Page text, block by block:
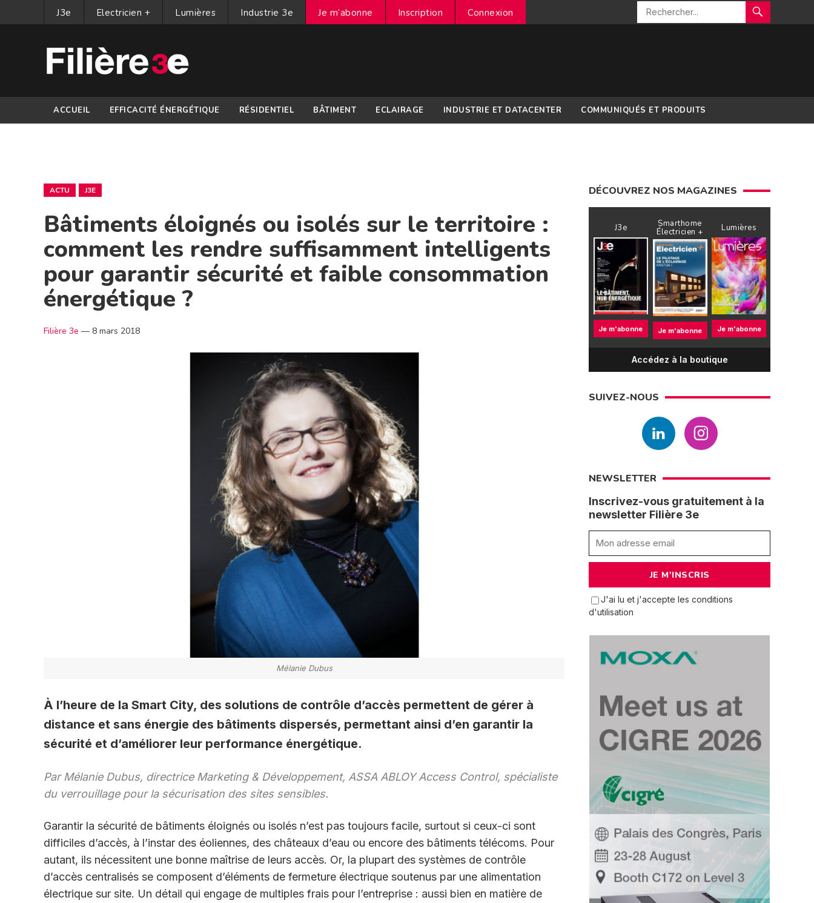
J3e Electricien + Lumières Industrie 3e Je m’abonne Inscription Connexion
ACCUEIL EFFICACITÉ ÉNERGÉTIQUE RÉSIDENTIEL BÂTIMENT ECLAIRAGE INDUSTRIE ET DATACENTER COMMUNIQUÉS ET PRODUITS
ACTU J3E
Bâtiments éloignés ou isolés sur le territoire :
comment les rendre suffisamment intelligents
pour garantir sécurité et faible consommation
énergétique ?
Filière 3e — 8 mars 2018
Mélanie Dubus
À l’heure de la Smart City, des solutions de contrôle d’accès permettent de gérer à
distance et sans énergie des bâtiments dispersés, permettant ainsi d’en garantir la
sécurité et d’améliorer leur performance énergétique.
Par Mélanie Dubus, directrice Marketing & Développement, ASSA ABLOY Access Control, spécialiste
du verrouillage pour la sécurisation des sites sensibles.
Garantir la sécurité de bâtiments éloignés ou isolés n’est pas toujours facile, surtout si ceux-ci sont
difficiles d’accès, à l’instar des éoliennes, des châteaux d’eau ou encore des bâtiments télécoms. Pour
autant, ils nécessitent une bonne maîtrise de leurs accès. Or, la plupart des systèmes de contrôle
d’accès centralisés se composent d’éléments de fermeture électrique soutenus par une alimentation
électrique sur site. Un détail qui engage de multiples frais pour l’entreprise : aussi bien en matière de
DÉCOUVREZ NOS MAGAZINES
J3e
Je m'abonne
Smarthome
Électricien +
Je m'abonne
Lumières
Je m'abonne
Accédez à la boutique
SUIVEZ-NOUS
NEWSLETTER
Inscrivez-vous gratuitement à la
newsletter Filière 3e
J'ai lu et j'accepte les conditions
d'utilisation